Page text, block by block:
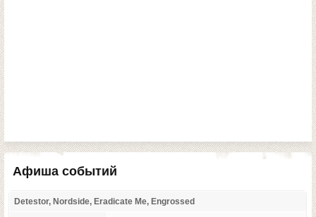
Афиша событий
Detestor, Nordside, Eradicate Me, Engrossed